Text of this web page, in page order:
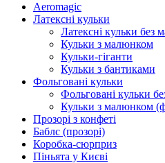
Aeromagic
Латексні кульки
Латексні кульки без
Кульки з малюнком
Кульки-гіганти
Кульки з бантиками
Фольговані кульки
Фольговані кульки
Кульки з малюнком
Прозорі з конфеті
Баблс (прозорі)
Коробка-сюрприз
Піньята у Києві